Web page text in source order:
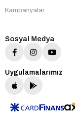
Kampanyalar
Sosyal Medya
Uygulamalarımız